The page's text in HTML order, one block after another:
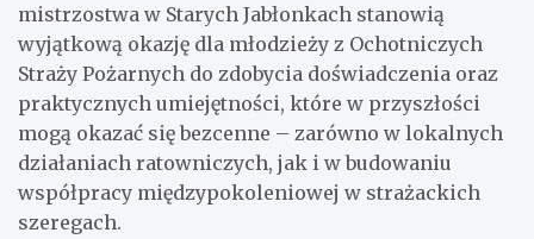
mistrzostwa w Starych Jabłonkach stanowią
wyjątkową okazję dla młodzieży z Ochotniczych
Straży Pożarnych do zdobycia doświadczenia oraz
praktycznych umiejętności, które w przyszłości
mogą okazać się bezcenne – zarówno w lokalnych
działaniach ratowniczych, jak i w budowaniu
współpracy międzypokoleniowej w strażackich
szeregach.